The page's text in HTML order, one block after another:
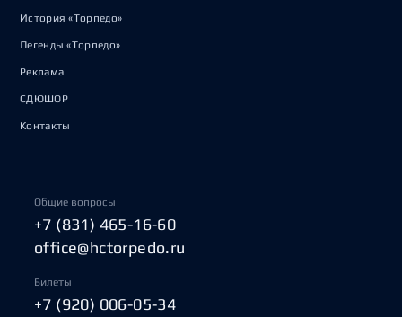
История «Торпедо»
Легенды «Торпедо»
Реклама
СДЮШОР
Контакты
Общие вопросы
+7 (831) 465-16-60
office@hctorpedo.ru
Билеты
+7 (920) 006-05-34